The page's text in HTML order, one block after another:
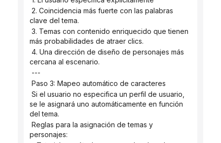
clave del tema.
más probabilidades de atraer clics.
cercana al escenario.
---
Paso 3: Mapeo automático de caracteres
se le asignará uno automáticamente en función
del tema.
personajes: